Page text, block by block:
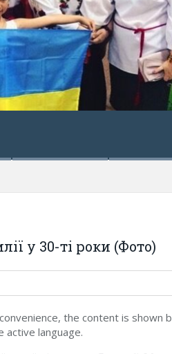
乌
у 30-ті роки (Фото)
the content is shown
active language.